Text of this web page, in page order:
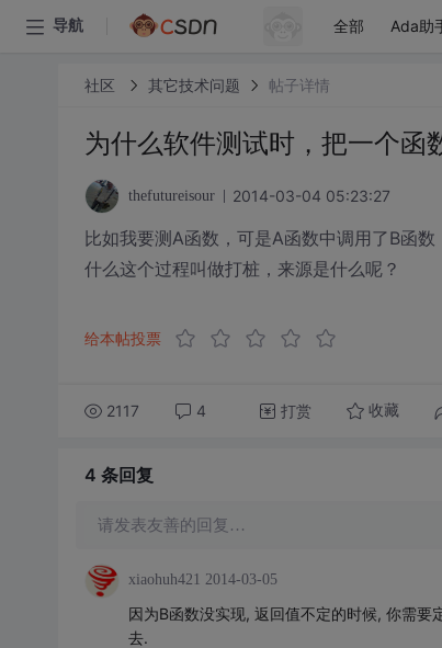
导航 全部 Ada助
社区 其它技术问题 帖子详情
为什么软件测试时，把一个函
thefutureisour 2014-03-04 05:23:27
比如我要测A函数，可是A函数中调用了B函
什么这个过程叫做打桩，来源是什么呢？
给本帖投票
2117 4 打赏 收藏
4 条回复
请发表友善的回复…
xiaohuh421 2014-03-05
因为B函数没实现, 返回值不定的时候, 你需
去.